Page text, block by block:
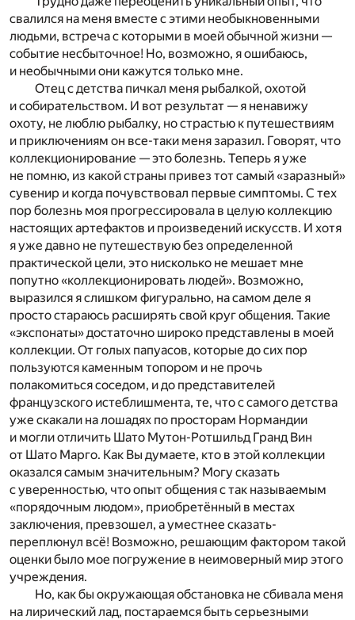
свалился на меня вместе с этими необыкновенными
людьми, встреча с которыми в моей обычной жизни —
событие несбыточное! Но, возможно, я ошибаюсь,
и необычными они кажутся только мне.
Отец с детства пичкал меня рыбалкой, охотой
и собирательством. И вот результат — я ненавижу
охоту, не люблю рыбалку, но страстью к путешествиям
и приключениям он все-таки меня заразил. Говорят, что
коллекционирование — это болезнь. Теперь я уже
не помню, из какой страны привез тот самый «заразный»
сувенир и когда почувствовал первые симптомы. С тех
пор болезнь моя прогрессировала в целую коллекцию
настоящих артефактов и произведений искусств. И хотя
я уже давно не путешествую без определенной
практической цели, это нисколько не мешает мне
попутно «коллекционировать людей». Возможно,
выразился я слишком фигурально, на самом деле я
просто стараюсь расширять свой круг общения. Такие
«экспонаты» достаточно широко представлены в моей
коллекции. От голых папуасов, которые до сих пор
пользуются каменным топором и не прочь
полакомиться соседом, и до представителей
французского истеблишмента, те, что с самого детства
уже скакали на лошадях по просторам Нормандии
и могли отличить Шато Мутон-Ротшильд Гранд Вин
от Шато Марго. Как Вы думаете, кто в этой коллекции
оказался самым значительным? Могу сказать
с уверенностью, что опыт общения с так называемым
«порядочным людом», приобретённый в местах
заключения, превзошел, а уместнее сказать-
переплюнул всё! Возможно, решающим фактором такой
оценки было мое погружение в неимоверный мир этого
учреждения.
Но, как бы окружающая обстановка не сбивала меня
на лирический лад, постараемся быть серьезными